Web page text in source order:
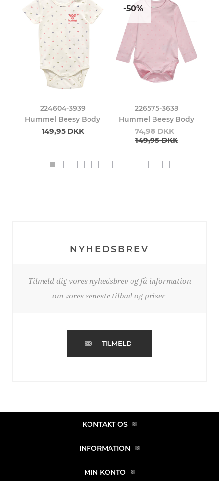
224604-3939
Hummel Beesy Body
149,95 DKK
-50%
226575-3638
Hummel Beesy Body
74,98 DKK
149,95 DKK
NYHEDSBREV
Tilmeld dig vores nyhedsbrev og få information
om vores seneste tilbud og priser.
TILMELD
KONTAKT OS
INFORMATION
MIN KONTO